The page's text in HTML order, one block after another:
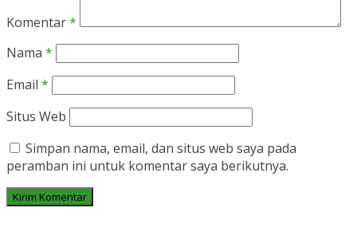
Komentar*
Nama *
Email *
Situs Web
Simpan nama, email, dan situs web saya pada
peramban ini untuk komentar saya berikutnya.